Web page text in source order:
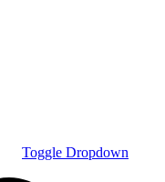
Toggle Dropdown